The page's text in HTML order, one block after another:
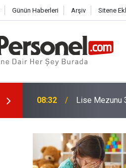
Günün Haberleri Arşiv Sitene
08:01 MEB Takvimi